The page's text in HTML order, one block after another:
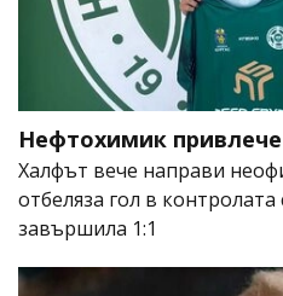
Нефтохимик
Халфът вече направи
отбеляза гол в контролата
завършила 1:1